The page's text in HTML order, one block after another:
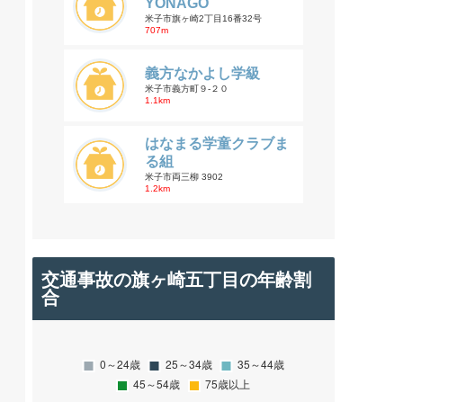
YONAGO
米子市旗ヶ崎2丁目16番32号
707m
義方なかよし学級
米子市義方町９-２０
1.1km
はなまる学童クラブま
る組
米子市両三柳 3902
1.2km
交通事故の旗ヶ崎五丁目の年齢割
合